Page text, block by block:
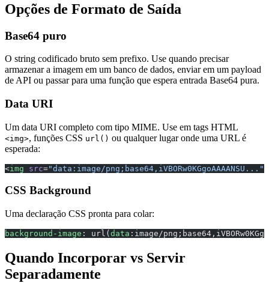
Opções de Formato de Saída
Base64 puro
O string codificado bruto sem prefixo. Use quando precisar
armazenar a imagem em um banco de dados, enviar em um payload
de API ou passar para uma função que espera entrada Base64 pura.
Data URI
Um data URI completo com tipo MIME. Use em tags HTML
<img>, funções CSS url() ou qualquer lugar onde uma URL é
esperada:
<img src="data:image/png;base64,iVBORw0KGgoAAAANSU..."
CSS Background
Uma declaração CSS pronta para colar:
background-image : url( data :image/
Quando Incorporar vs Servir
Separadamente